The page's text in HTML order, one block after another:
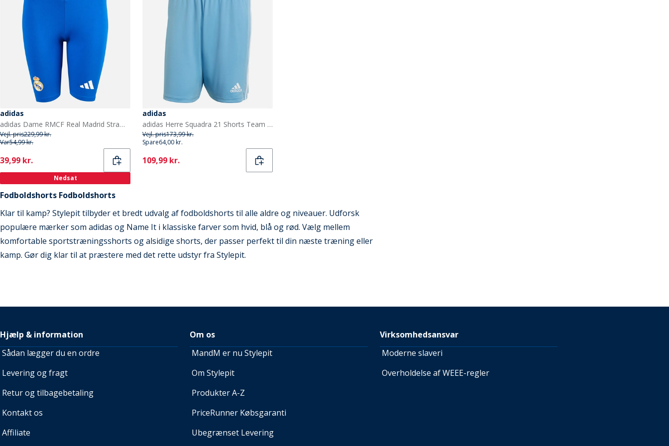
adidas
adidas Dame RMCF Real Madrid Stramme Shorts Collegiate Royal
Vejl. pris229,99 kr.
Var54,99 kr.
Current
39,99 kr.
Nedsat
adidas
adidas Herre Squadra 21 Shorts Team Light Blue/Hvid
Vejl. pris173,99 kr.
Spare64,00 kr.
Current
109,99 kr.
Fodboldshorts Fodboldshorts
Klar til kamp? Stylepit tilbyder et bredt udvalg af fodboldshorts til alle aldre og niveauer. Udforsk
populære mærker som adidas og Name It i klassiske farver som hvid, blå og rød. Vælg mellem
komfortable sportstræningsshorts og alsidige shorts, der passer perfekt til din næste træning eller
kamp. Gør dig klar til at præstere med det rette udstyr fra Stylepit.
Hjælp & information
Sådan lægger du en ordre
Levering og fragt
Retur og tilbagebetaling
Kontakt os
Affiliate
Om os
MandM er nu Stylepit
Om Stylepit
Produkter A-Z
PriceRunner Købsgaranti
Ubegrænset Levering
Virksomhedsansvar
Moderne slaveri
Overholdelse af WEEE-regler